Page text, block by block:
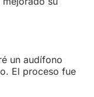
un audífono
El proceso fue